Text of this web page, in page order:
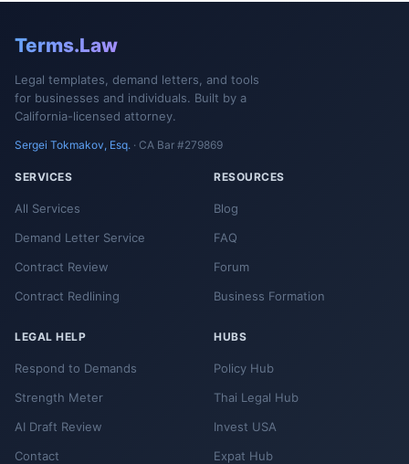
Terms.Law
Legal templates, demand letters, and tools
for businesses and individuals. Built by a
California-licensed attorney.
Sergei Tokmakov, Esq. · CA Bar #279869
SERVICES
All Services
Demand Letter Service
Contract Review
Contract Redlining
RESOURCES
Blog
FAQ
Forum
Business Formation
LEGAL HELP
Respond to Demands
Strength Meter
AI Draft Review
Contact
HUBS
Policy Hub
Thai Legal Hub
Invest USA
Expat Hub